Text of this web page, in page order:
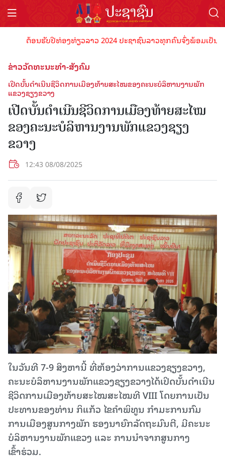
ຕ້ອນຮັບປີທ່ອງທ່ຽວລາວ 2024 ປະຊາຊົນລາວທຸກຄົນຈົ່ງພ້ອມເປັນເຈົ້
ຂ່າວວັດທະນະທຳ-ສັງຄົມ
ເປີດບັ້ນດຳເນີນຊີວິດການເມືອງທ້າຍສະໄໝຂອງຄະນະບໍລິຫານງານພັກ
ແຂວງຊຽງຂວາງ
ເປີດບັ້ນດຳເນີນຊີວິດການເມືອງທ້າຍສະໄໝ
ຂອງຄະນະບໍລິຫານງານພັກແຂວງຊຽງ
ຂວາງ
12:43 08/08/2025
ໃນວັນທີ 7-9 ສິງຫານີ້ ທີ່ຫ້ອງວ່າການແຂວງຊຽງຂວາງ,
ຄະນະບໍລິຫານງານພັກແຂວງຊຽງຂວາງໄດ້ເປິດບັ້ນດຳເນີນ
ຊີວິດການເມືອງທ້າຍສະໄໝສະໄໝທີ VIII ໂດຍການເປັນ
ປະທານຂອງທ່ານ ກິແກ້ວ ໄຂຄຳພິທູນ ກຳມະການກົມ
ການເມືອງສູນກາງພັກ ຮອງນາຍົກລັດຖະມົນຕີ, ມີຄະນະ
ບໍລິຫານງານພັກແຂວງ ແລະ ການນຳຈາກສູນກາງ
ເຂົ້າຮ່ວມ.